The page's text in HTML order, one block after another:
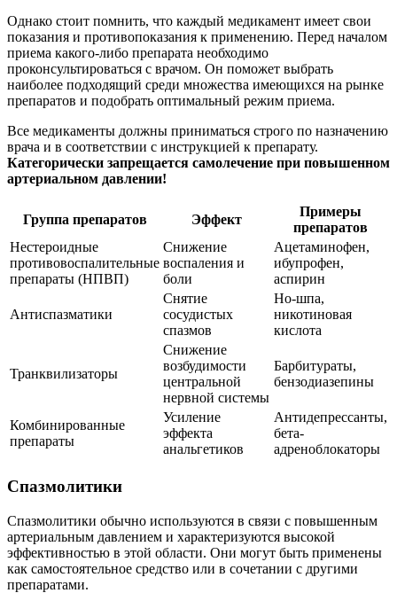
Однако стоит помнить, что каждый медикамент имеет свои
показания и противопоказания к применению. Перед началом
приема какого-либо препарата необходимо
проконсультироваться с врачом. Он поможет выбрать
наиболее подходящий среди множества имеющихся на рынке
препаратов и подобрать оптимальный режим приема.
Все медикаменты должны приниматься строго по назначению
врача и в соответствии с инструкцией к препарату.
Категорически запрещается самолечение при повышенном
артериальном давлении!
Группа препаратов Эффект
Примеры
препаратов
Нестероидные
противовоспалительные
препараты (НПВП)
Снижение
воспаления и
боли
Ацетаминофен,
ибупрофен,
аспирин
Антиспазматики
Снятие
сосудистых
спазмов
Но-шпа,
никотиновая
кислота
Транквилизаторы
Снижение
возбудимости
центральной
нервной системы
Барбитураты,
бензодиазепины
Комбинированные
препараты
Усиление
эффекта
анальгетиков
Антидепрессанты,
бета-
адреноблокаторы
Спазмолитики
Спазмолитики обычно используются в связи с повышенным
артериальным давлением и характеризуются высокой
эффективностью в этой области. Они могут быть применены
как самостоятельное средство или в сочетании с другими
препаратами.